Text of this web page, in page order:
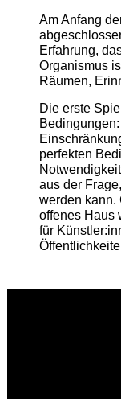
Am Anfang
Erfahrung,
Organismus
Räumen,
Die erste
perfekten
aus der
werden kann.
offenes Haus
für